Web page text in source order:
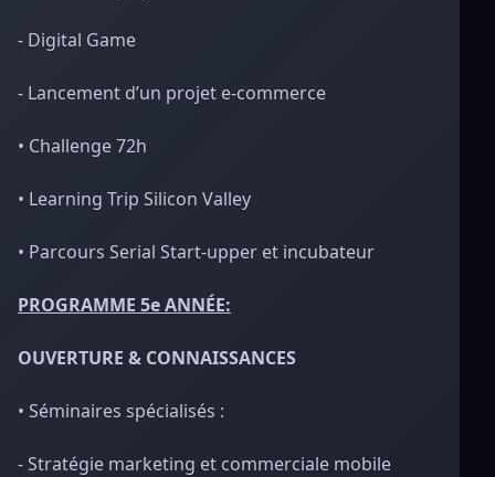
- Digital Game
- Lancement d’un projet e-commerce
• Challenge 72h
• Learning Trip Silicon Valley
• Parcours Serial Start-upper et incubateur
PROGRAMME 5e ANNÉE:
OUVERTURE & CONNAISSANCES
• Séminaires spécialisés :
- Stratégie marketing et commerciale mobile